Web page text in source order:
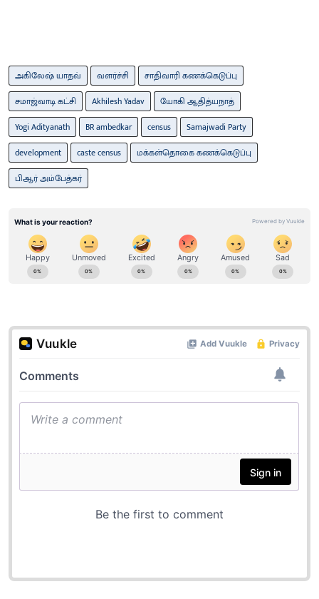
அகிலேஷ் யாதவ் வளர்ச்சி
சாதிவாரி கணக்கெடுப்பு
சமாஜ்வாடி கட்சி
Akhilesh Yadav
யோகி ஆதித்யநாத்
Yogi Adityanath
BR ambedkar census
Samajwadi Party
development
caste census
மக்கள்தொகை கணக்கெடுப்பு
பிஆர் அம்பேத்கர்